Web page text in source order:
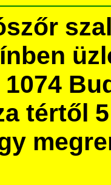
tértől